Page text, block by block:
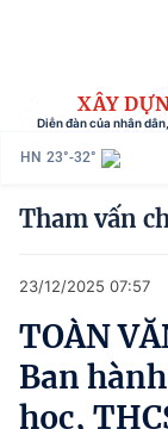
XÂY
Diễn đàn của nhân
HN 23°-32°
Danh mục
Tham vấn
Người dân góp
Tham vấn
23/12/2025 07:57
TOÀN
Ban
học,